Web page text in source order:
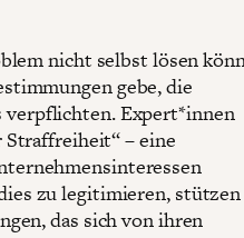
nicht selbst lösen
gebe, die
verpflichten. Expert*innen
– eine
zu legitimieren, stützen
das sich von ihren